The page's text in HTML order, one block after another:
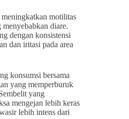
motilitas
menyebabkan diare.
dengan konsistensi
dan iritasi pada area
konsumsi bersama
yang memperburuk
yang
mengejan lebih keras
lebih intens dari